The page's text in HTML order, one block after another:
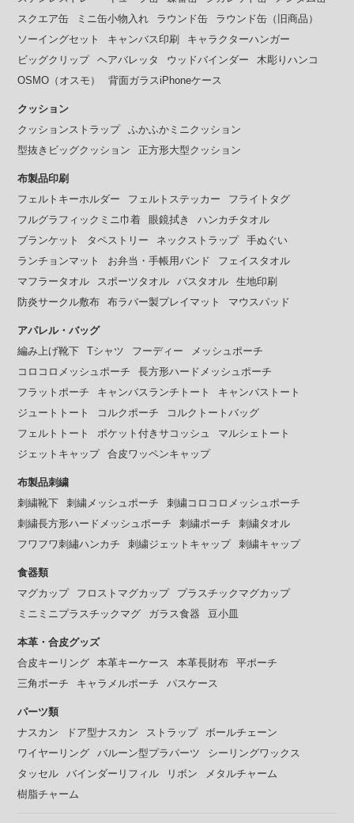
スクエア缶
ミニ缶小物入れ ラウンド缶
ラウンド缶（旧商品）
ソーイングセット
キャンバス印刷
キャラクターハンガー
ビッグクリップ
ヘアバレッタ ウッドバインダー
木彫りハンコ
OSMO（オスモ）
背面ガラスiPhoneケース
クッション
クッションストラップ
ふかふかミニクッション
型抜きビッグクッション
正方形大型クッション
布製品印刷
フェルトキーホルダー
フェルトステッカー
フライトタグ
フルグラフィックミニ巾着
眼鏡拭き
ハンカチタオル
ブランケット
タペストリー ネックストラップ
手ぬぐい
ランチョンマット
お弁当・手帳用バンド
フェイスタオル
マフラータオル
スポーツタオル バスタオル
生地印刷
防炎サークル敷布
布ラバー製プレイマット マウスパッド
アパレル・バッグ
編み上げ靴下
Tシャツ フーディー
メッシュポーチ
コロコロメッシュポーチ
長方形ハードメッシュポーチ
フラットポーチ
キャンバスランチトート
キャンバストート
ジュートトート
コルクポーチ
コルクトートバッグ
フェルトトート
ポケット付きサコッシュ
マルシェトート
ジェットキャップ
合皮ワッペンキャップ
布製品刺繍
刺繍靴下
刺繍メッシュポーチ
刺繍コロコロメッシュポーチ
刺繍長方形ハードメッシュポーチ
刺繍ポーチ
刺繍タオル
フワフワ刺繡ハンカチ
刺繍ジェットキャップ 刺繍キャップ
食器類
マグカップ
フロストマグカップ
プラスチックマグカップ
ミニミニプラスチックマグ
ガラス食器 豆小皿
本革・合皮グッズ
合皮キーリング
本革キーケース 本革長財布
平ポーチ
三角ポーチ
キャラメルポーチ パスケース
パーツ類
ナスカン
ドア型ナスカン ストラップ
ボールチェーン
ワイヤーリング
バルーン型プラパーツ
シーリングワックス
タッセル
バインダーリフィル リボン
メタルチャーム
樹脂チャーム